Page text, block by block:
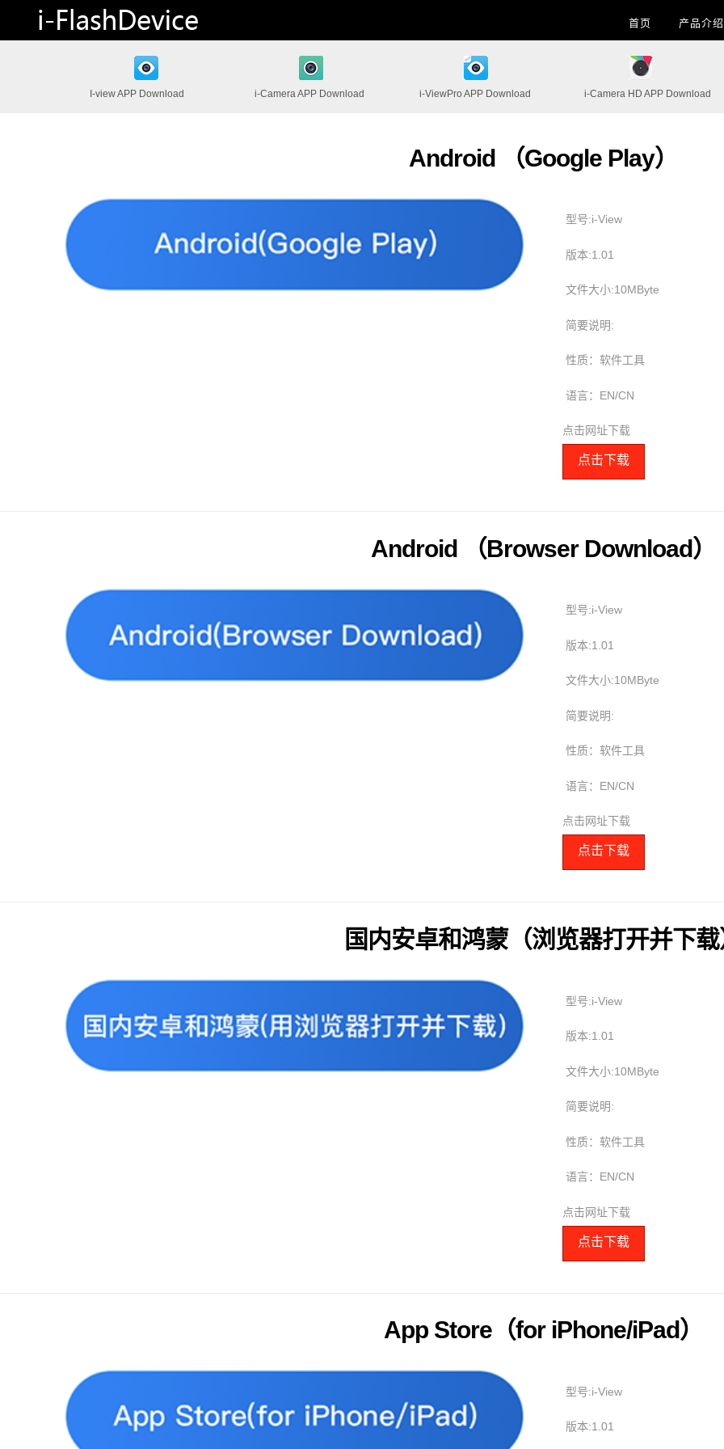
首页 产品介绍
I-view APP Download i-Camera APP Download i-ViewPro APP Download i-Camera HD APP Download
Android （Google Play）
型号:i-View
版本:1.01
文件大小:10MByte
简要说明:
性质：软件工具
语言：EN/CN
点击网址下载
点击下载
Android （Browser Download）
型号:i-View
版本:1.01
文件大小:10MByte
简要说明:
性质：软件工具
语言：EN/CN
点击网址下载
点击下载
国内安卓和鸿蒙（浏览器打开并下
型号:i-View
版本:1.01
文件大小:10MByte
简要说明:
性质：软件工具
语言：EN/CN
点击网址下载
点击下载
App Store（for iPhone/iPad）
型号:i-View
版本:1.01